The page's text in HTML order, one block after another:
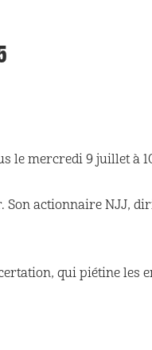
le mercredi 9 juillet à
Son actionnaire NJJ,
qui piétine les